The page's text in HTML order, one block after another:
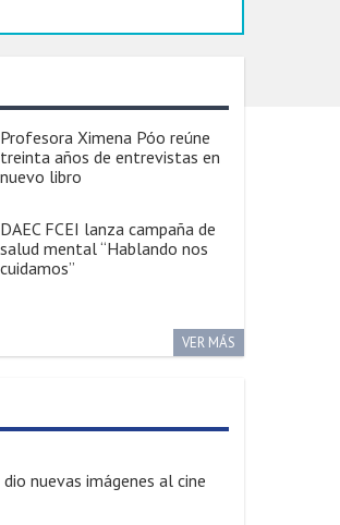
Profesora Ximena Póo reúne
treinta años de entrevistas en
nuevo libro
DAEC FCEI lanza campaña de
salud mental “Hablando nos
cuidamos”
VER MÁS
nuevas imágenes al cine